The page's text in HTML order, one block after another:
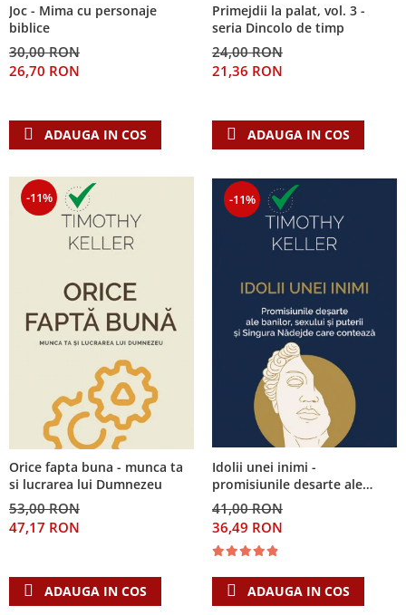
Joc - Mima cu personaje
biblice
30,00 RON
26,70 RON
ADAUGA IN COS
Primejdii la palat, vol. 3 -
seria Dincolo de timp
24,00 RON
21,36 RON
ADAUGA IN COS
-11%
Orice fapta buna - munca ta
si lucrarea lui Dumnezeu
53,00 RON
47,17 RON
ADAUGA IN COS
-11%
Idolii unei inimi -
promisiunile desarte ale
banilor, sexului si puterii si
Singura Nadejde care
conteaza
41,00 RON
36,49 RON
ADAUGA IN COS